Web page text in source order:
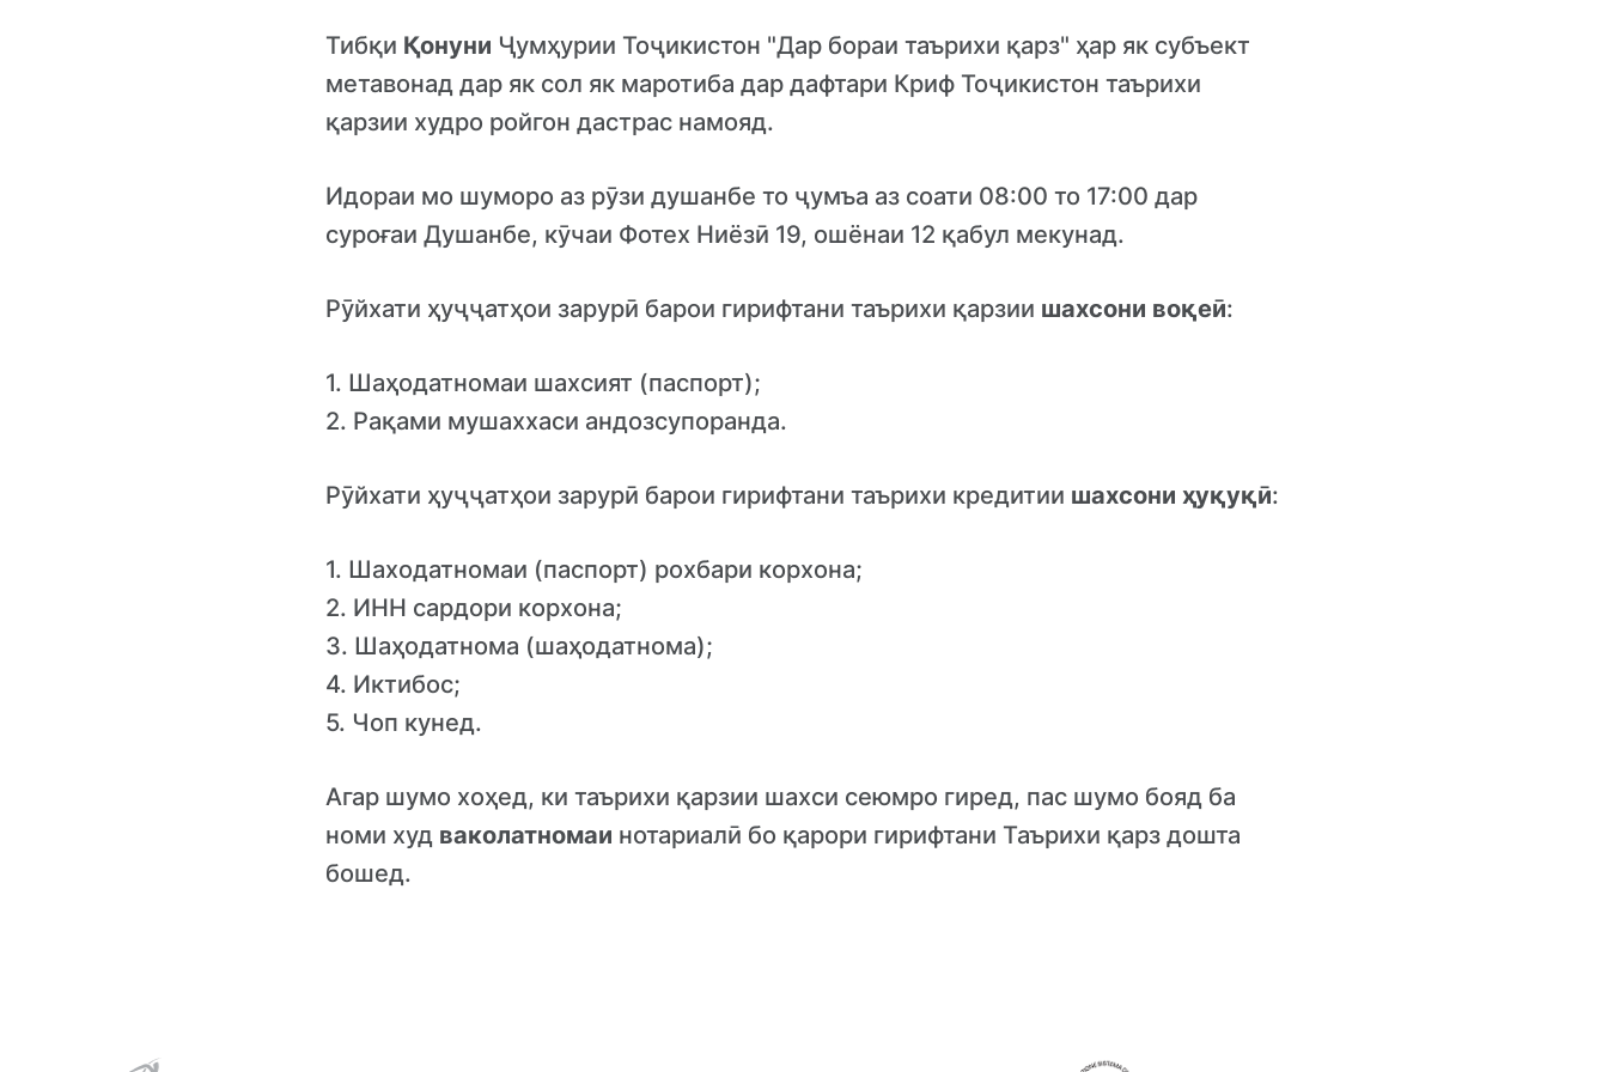
Тибқи Қонуни Ҷумҳурии Тоҷикистон "Дар бораи таърихи қарз" ҳар як субъект
метавонад дар як сол як маротиба дар дафтари Криф Тоҷикистон таърихи
қарзии худро ройгон дастрас намояд.
Идораи мо шуморо аз рӯзи душанбе то ҷумъа аз соати 08:00 то 17:00 дар
суроғаи Душанбе, кӯчаи Фотех Ниёзӣ 19, ошёнаи 12 қабул мекунад.
Рӯйхати ҳуҷҷатҳои зарурӣ барои гирифтани таърихи қарзии шахсони воқеӣ:
1. Шаҳодатномаи шахсият (паспорт);
2. Рақами мушаххаси андозсупоранда.
Рӯйхати ҳуҷҷатҳои зарурӣ барои гирифтани таърихи кредитии шахсони ҳуқуқӣ:
1. Шаходатномаи (паспорт) рохбари корхона;
2. ИНН сардори корхона;
3. Шаҳодатнома (шаҳодатнома);
4. Иктибос;
5. Чоп кунед.
Агар шумо хоҳед, ки таърихи қарзии шахси сеюмро гиред, пас шумо бояд ба
номи худ ваколатномаи нотариалӣ бо қарори гирифтани Таърихи қарз дошта
бошед.